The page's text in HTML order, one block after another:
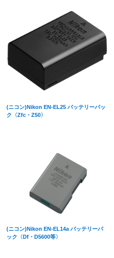
(ニコン)Nikon EN-EL25 バッテリーパッ
ク〈Zfc・Z50〉
(ニコン)Nikon EN-EL14a バッテリーパ
ック〈Df・D5600等〉